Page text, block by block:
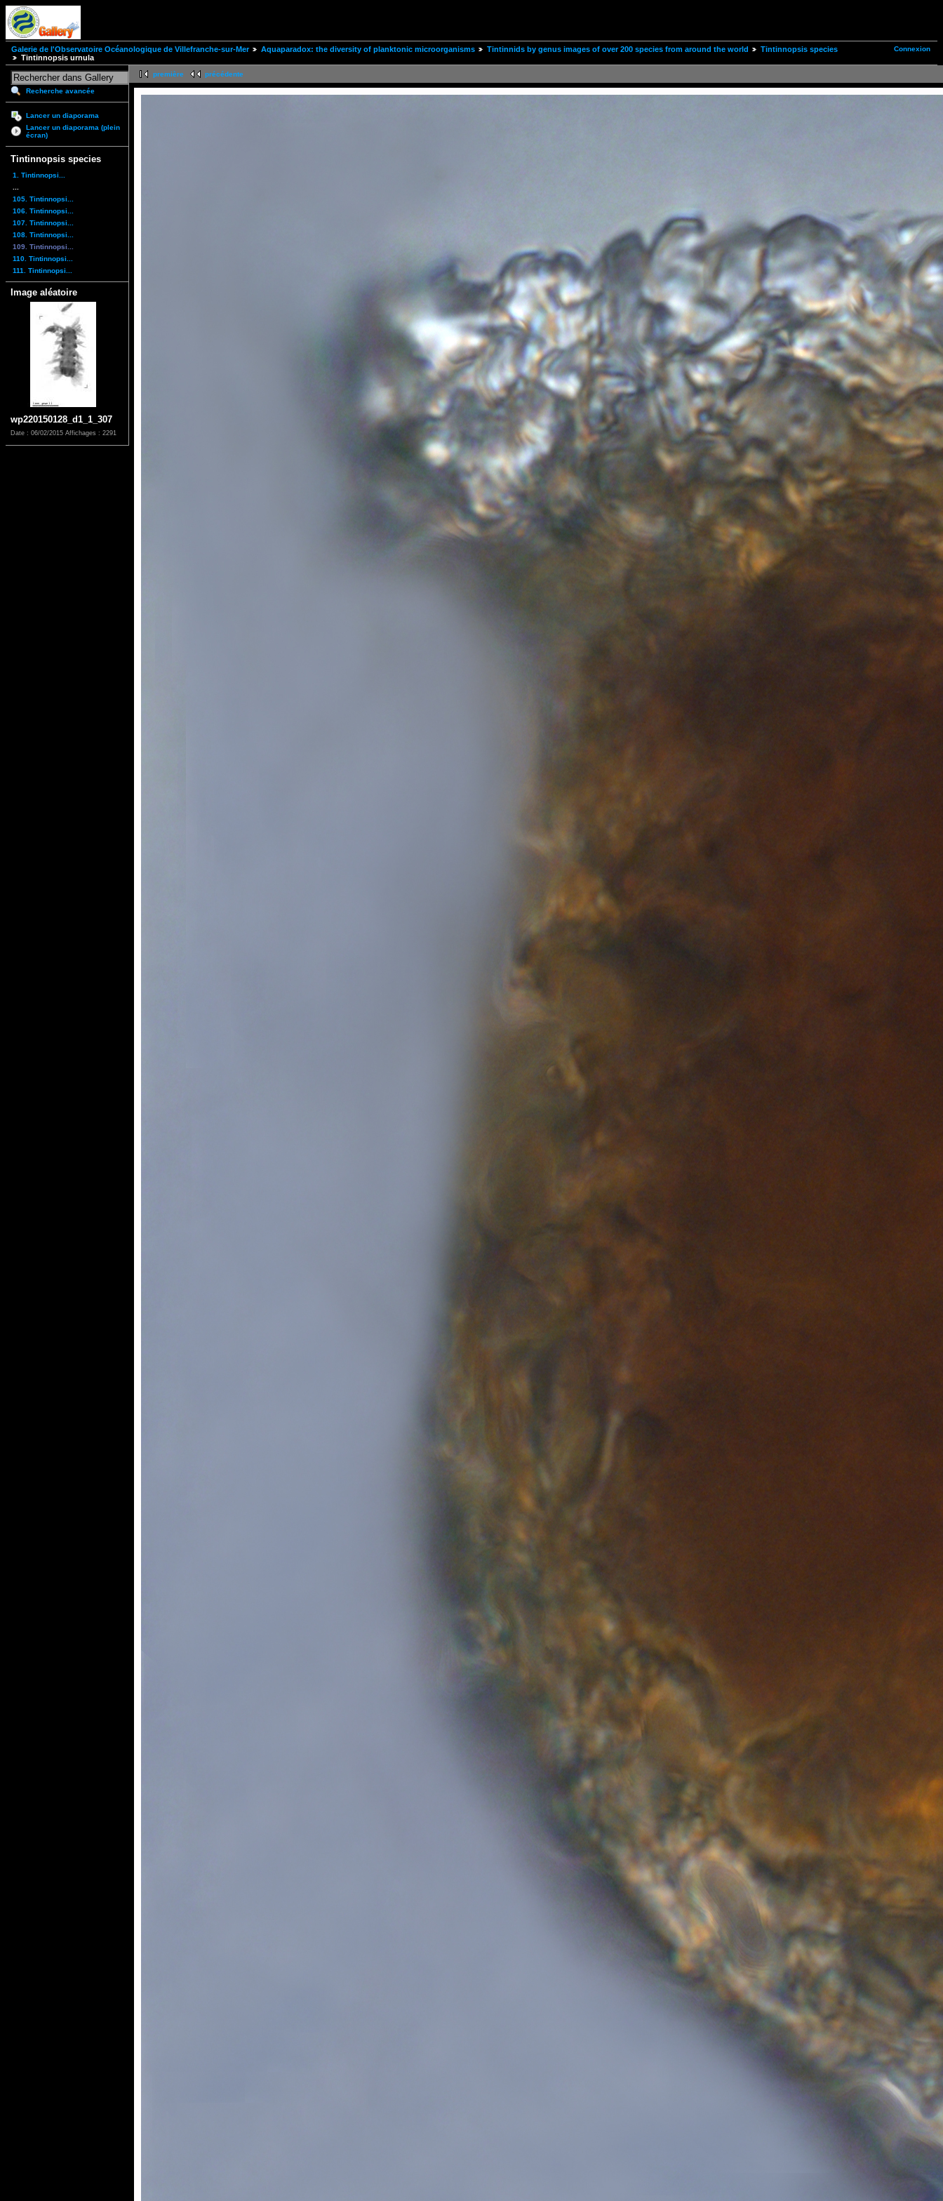
Connexion
Galerie de l'Observatoire Océanologique de Villefranche-sur-Mer Aquaparadox: the diversity of planktonic microorganisms Tintinnids by genus images of over 200 species from around the world
Tintinnopsis species
Tintinnopsis urnula
Recherche avancée
Lancer un diaporama
Lancer un diaporama (plein
écran)
Tintinnopsis species
1. Tintinnopsi...
105. Tintinnopsi...
106. Tintinnopsi...
107. Tintinnopsi...
108. Tintinnopsi...
109. Tintinnopsi...
110. Tintinnopsi...
111. Tintinnopsi...
Image aléatoire
wp220150128_d1_1_307
Date : 06/02/2015 Affichages : 2291
première précédente